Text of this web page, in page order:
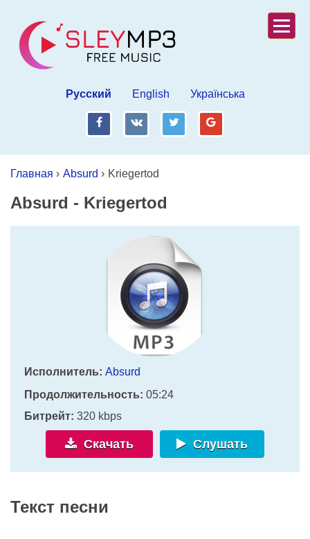
Русский English Українська
fb vk tw gp
Главная › Absurd › Kriegertod
Absurd - Kriegertod
Исполнитель: Absurd
Продолжительность: 05:24
Битрейт: 320 kbps
Скачать Слушать
Текст песни